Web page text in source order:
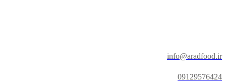
info@aradfood.ir
09129576424